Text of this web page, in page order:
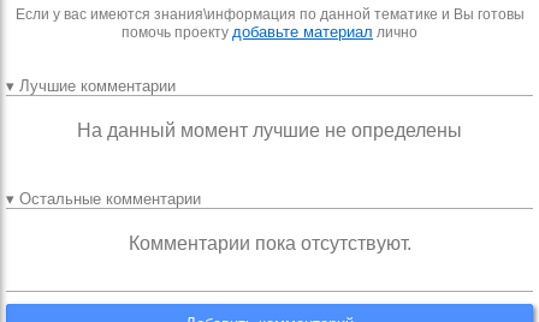
Если у вас имеются знания\информация по данной тематике и Вы готовы
помочь проекту добавьте материал лично
▾ Лучшие комментарии
На данный момент лучшие не определены
▾ Остальные комментарии
Комментарии пока отсутствуют.